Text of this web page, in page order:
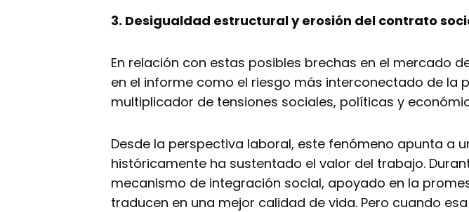
3. Desigualdad estructural y erosión del contrato
En relación con estas posibles brechas en el mercado
en el informe como el riesgo más interconectado de la
multiplicador de tensiones sociales, políticas y
Desde la perspectiva laboral, este fenómeno apunta a
históricamente ha sustentado el valor del trabajo.
mecanismo de integración social, apoyado en la
traducen en una mejor calidad de vida. Pero cuando